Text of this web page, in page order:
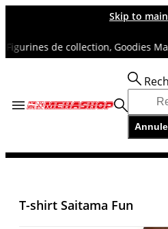
Skip to
de collection, Goodies
Accueil
T-shirt Saitama Fun